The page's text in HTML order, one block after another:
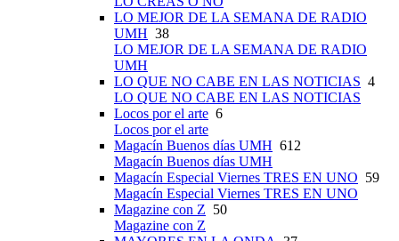
LO MEJOR DE LA SEMANA DE RADIO
UMH 38
LO MEJOR DE LA SEMANA DE RADIO
UMH
LO QUE NO CABE EN LAS NOTICIAS 4
LO QUE NO CABE EN LAS NOTICIAS
Locos por el arte 6
Locos por el arte
Magacín Buenos días UMH 612
Magacín Buenos días UMH
Magacín Especial Viernes TRES EN UNO 59
Magacín Especial Viernes TRES EN UNO
Magazine con Z 50
Magazine con Z